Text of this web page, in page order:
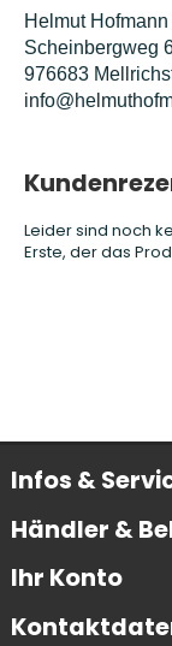
Helmut
Scheinbergweg
976683
Leider sind noch
Erste, der das
Infos &
Händler &
Ihr Konto